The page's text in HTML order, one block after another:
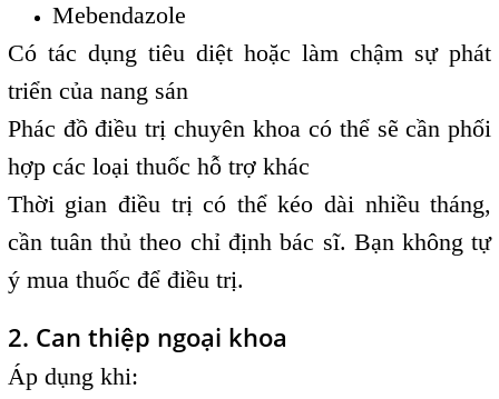
Mebendazole
Có tác dụng tiêu diệt hoặc làm chậm sự phát
triển của nang sán
Phác đồ điều trị chuyên khoa có thể sẽ cần phối
hợp các loại thuốc hỗ trợ khác
Thời gian điều trị có thể kéo dài nhiều tháng,
cần tuân thủ theo chỉ định bác sĩ. Bạn không tự
ý mua thuốc để điều trị.
2. Can thiệp ngoại khoa
Áp dụng khi: